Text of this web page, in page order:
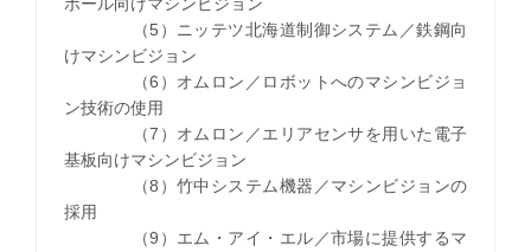
（5）ニッテツ北海道制御システム／鉄鋼向
けマシンビジョン
（6）オムロン／ロボットへのマシンビジョ
ン技術の使用
（7）オムロン／エリアセンサを用いた電子
基板向けマシンビジョン
（8）竹中システム機器／マシンビジョンの
採用
（9）エム・アイ・エル／市場に提供するマ